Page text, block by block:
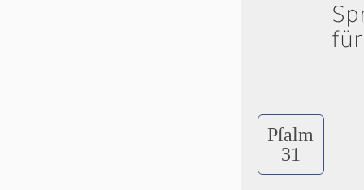
Pſalm
31